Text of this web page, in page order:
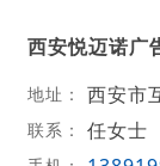
西安悦迈诺广
地址： 西安市
联系： 任女士